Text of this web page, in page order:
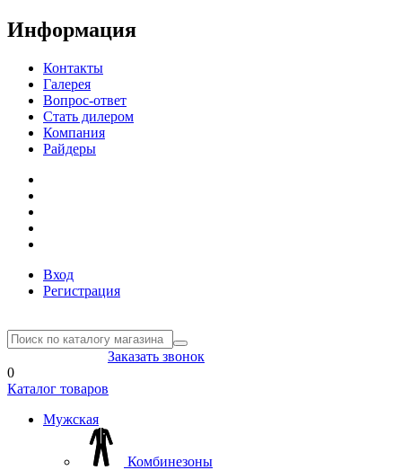
Информация
Контакты
Галерея
Вопрос-ответ
Стать дилером
Компания
Райдеры
Вход
Регистрация
Заказать звонок
0
Каталог товаров
Мужская
Комбинезоны